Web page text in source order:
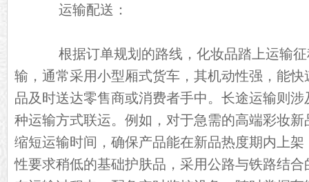
运输配送：
根据订单规划的路线，化妆品踏上运输征
输，通常采用小型厢式货车，其机动性强，能
品及时送达零售商或消费者手中。长途运输则
种运输方式联运。例如，对于急需的高端彩妆
缩短运输时间，确保产品能在新品热度期内上
性要求稍低的基础护肤品，采用公路与铁路结